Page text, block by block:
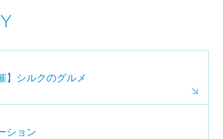
】シルクのグルメ
ション